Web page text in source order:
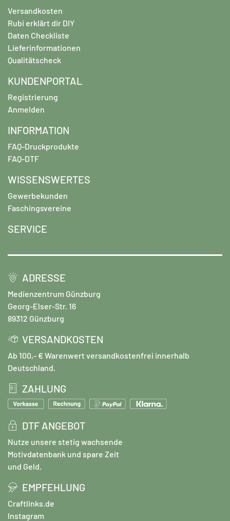
Versandkosten
Rubi erklärt dir DIY
Daten Checkliste
Lieferinformationen
Qualitätscheck
KUNDENPORTAL
Registrierung
Anmelden
INFORMATION
FAQ-Druckprodukte
FAQ-DTF
WISSENSWERTES
Gewerbekunden
Faschingsvereine
SERVICE
ADRESSE
Medienzentrum Günzburg
Georg-Elser-Str. 16
89312 Günzburg
VERSANDKOSTEN
Ab 100,- € Warenwert versandkostenfrei innerhalb
Deutschland.
ZAHLUNG
DTF ANGEBOT
Nutze unsere stetig wachsende
Motivdatenbank und spare Zeit
und Geld.
EMPFEHLUNG
Craftlinks.de
Instagram